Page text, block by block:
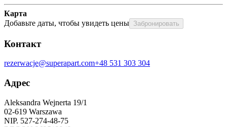
Карта
Добавьте даты, чтобы увидеть цены Забронировать
Контакт
rezerwacje@superapart.com+48 531 303 304
Адрес
Aleksandra Wejnerta 19/1
02-619 Warszawa
NIP. 527-274-48-75